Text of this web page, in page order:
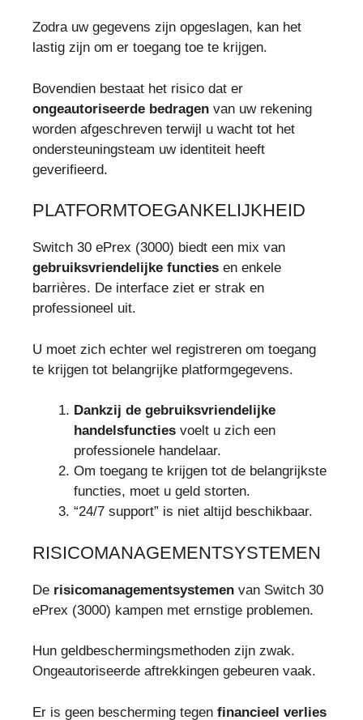
Zodra uw gegevens zijn opgeslagen, kan het
lastig zijn om er toegang toe te krijgen.
Bovendien bestaat het risico dat er
ongeautoriseerde bedragen van uw rekening
worden afgeschreven terwijl u wacht tot het
ondersteuningsteam uw identiteit heeft
geverifieerd.
PLATFORMTOEGANKELIJKHEID
Switch 30 ePrex (3000) biedt een mix van
gebruiksvriendelijke functies en enkele
barrières. De interface ziet er strak en
professioneel uit.
U moet zich echter wel registreren om toegang
te krijgen tot belangrijke platformgegevens.
Dankzij de gebruiksvriendelijke
handelsfuncties voelt u zich een
professionele handelaar.
Om toegang te krijgen tot de belangrijkste
functies, moet u geld storten.
“24/7 support” is niet altijd beschikbaar.
RISICOMANAGEMENTSYSTEMEN
De risicomanagementsystemen van Switch 30
ePrex (3000) kampen met ernstige problemen.
Hun geldbeschermingsmethoden zijn zwak.
Ongeautoriseerde aftrekkingen gebeuren vaak.
Er is geen bescherming tegen financieel verlies